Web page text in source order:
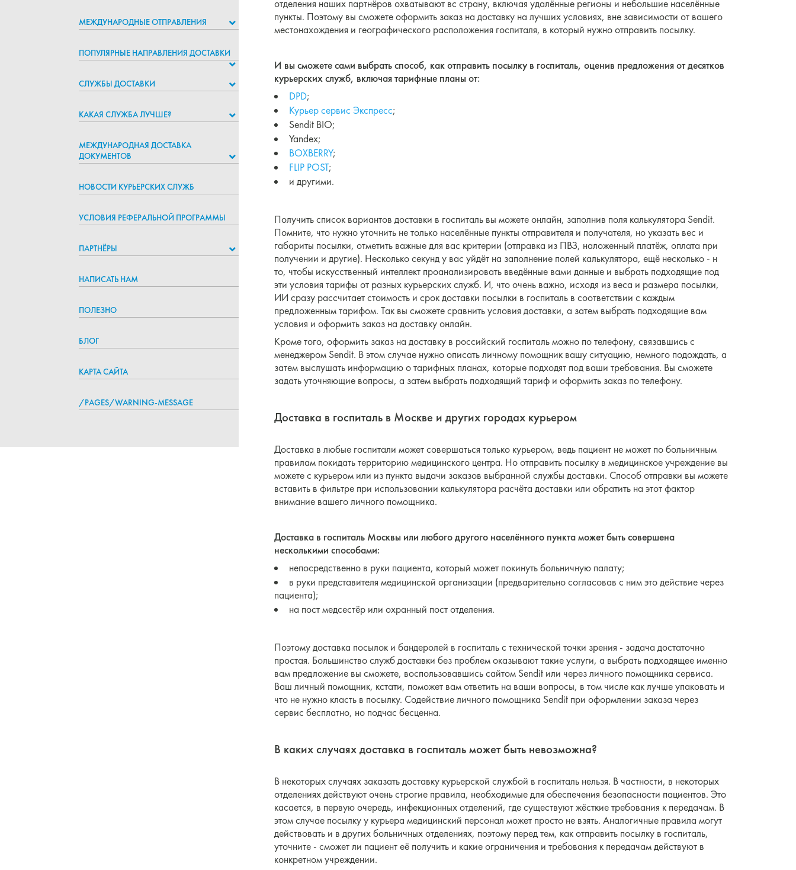
МЕЖДУНАРОДНЫЕ ОТПРАВЛЕНИЯ
ПОПУЛЯРНЫЕ НАПРАВЛЕНИЯ ДОСТАВКИ
СЛУЖБЫ ДОСТАВКИ
КАКАЯ СЛУЖБА ЛУЧШЕ?
МЕЖДУНАРОДНАЯ ДОСТАВКА
ДОКУМЕНТОВ
НОВОСТИ КУРЬЕРСКИХ СЛУЖБ
УСЛОВИЯ РЕФЕРАЛЬНОЙ ПРОГРАММЫ
ПАРТНЁРЫ
НАПИСАТЬ НАМ
ПОЛЕЗНО
БЛОГ
КАРТА САЙТА
/PAGES/WARNING-MESSAGE
отделения наших партнёров охватывают вс страну, включая удалённые регионы и небольшие населённые
пункты. Поэтому вы сможете оформить заказ на доставку на лучших условиях, вне зависимости от вашего
местонахождения и географического расположения госпиталя, в который нужно отправить посылку.
И вы сможете сами выбрать способ, как отправить посылку в госпиталь, оценив предложения от десятков
курьерских служб, включая тарифные планы от:
DPD;
Курьер сервис Экспресс;
Sendit BIO;
Yandex;
BOXBERRY;
FLIP POST;
и другими.
Получить список вариантов доставки в госпиталь вы можете онлайн, заполнив поля калькулятора Sendit.
Помните, что нужно уточнить не только населённые пункты отправителя и получателя, но указать вес и
габариты посылки, отметить важные для вас критерии (отправка из ПВЗ, наложенный платёж, оплата при
получении и другие). Несколько секунд у вас уйдёт на заполнение полей калькулятора, ещё несколько - н
то, чтобы искусственный интеллект проанализировать введённые вами данные и выбрать подходящие под
эти условия тарифы от разных курьерских служб. И, что очень важно, исходя из веса и размера посылки,
ИИ сразу рассчитает стоимость и срок доставки посылки в госпиталь в соответствии с каждым
предложенным тарифом. Так вы сможете сравнить условия доставки, а затем выбрать подходящие вам
условия и оформить заказ на доставку онлайн.
Кроме того, оформить заказ на доставку в российский госпиталь можно по телефону, связавшись с
менеджером Sendit. В этом случае нужно описать личному помощник вашу ситуацию, немного подождать, а
затем выслушать информацию о тарифных планах, которые подходят под ваши требования. Вы сможете
задать уточняющие вопросы, а затем выбрать подходящий тариф и оформить заказ по телефону.
Доставка в госпиталь в Москве и других городах курьером
Доставка в любые госпитали может совершаться только курьером, ведь пациент не может по больничным
правилам покидать территорию медицинского центра. Но отправить посылку в медицинское учреждение вы
можете с курьером или из пункта выдачи заказов выбранной службы доставки. Способ отправки вы можете
вставить в фильтре при использовании калькулятора расчёта доставки или обратить на этот фактор
внимание вашего личного помощника.
Доставка в госпиталь Москвы или любого другого населённого пункта может быть совершена
несколькими способами:
непосредственно в руки пациента, который может покинуть больничную палату;
в руки представителя медицинской организации (предварительно согласовав с ним это действие через
пациента);
на пост медсестёр или охранный пост отделения.
Поэтому доставка посылок и бандеролей в госпиталь с технической точки зрения - задача достаточно
простая. Большинство служб доставки без проблем оказывают такие услуги, а выбрать подходящее именно
вам предложение вы сможете, воспользовавшись сайтом Sendit или через личного помощника сервиса.
Ваш личный помощник, кстати, поможет вам ответить на ваши вопросы, в том числе как лучше упаковать и
что не нужно класть в посылку. Содействие личного помощника Sendit при оформлении заказа через
сервис бесплатно, но подчас бесценна.
В каких случаях доставка в госпиталь может быть невозможна?
В некоторых случаях заказать доставку курьерской службой в госпиталь нельзя. В частности, в некоторых
отделениях действуют очень строгие правила, необходимые для обеспечения безопасности пациентов. Это
касается, в первую очередь, инфекционных отделений, где существуют жёсткие требования к передачам. В
этом случае посылку у курьера медицинский персонал может просто не взять. Аналогичные правила могут
действовать и в других больничных отделениях, поэтому перед тем, как отправить посылку в госпиталь,
уточните - сможет ли пациент её получить и какие ограничения и требования к передачам действуют в
конкретном учреждении.